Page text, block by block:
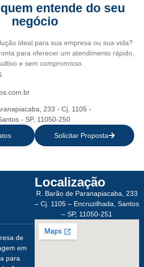
entende do seu
negócio
ideal para sua empresa ou sua vida?
para oferecer um atendimento rápido,
e sem compromisso.
233 - Cj. 1105 -
- SP, 11050-250
Solicitar Proposta
de
em
para
Localização
R. Barão de Paranapiacaba, 233
– Cj. 1105 – Encruzilhada, Santos
– SP, 11050-251